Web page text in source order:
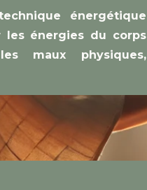
énergétique
énergies du corps
maux physiques,